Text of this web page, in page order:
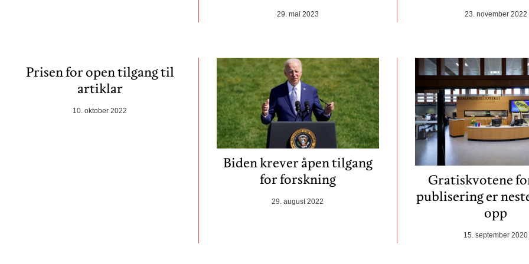
29. mai 2023 23. november 2022
Prisen for open tilgang til
artiklar
10. oktober 2022
Biden krever åpen tilgang
for forskning
29. august 2022
Gratiskvotene
publisering er
opp
15. september 2020